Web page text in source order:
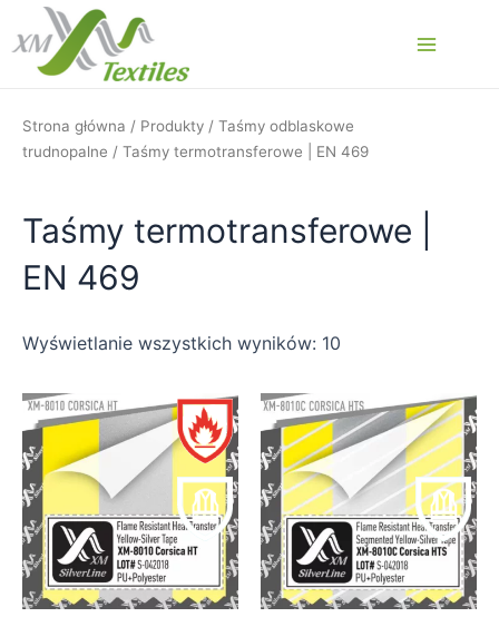
Przejdź
do
treści
Strona główna / Produkty / Taśmy odblaskowe
trudnopalne / Taśmy termotransferowe | EN 469
Taśmy termotransferowe |
EN 469
Wyświetlanie wszystkich wyników: 10